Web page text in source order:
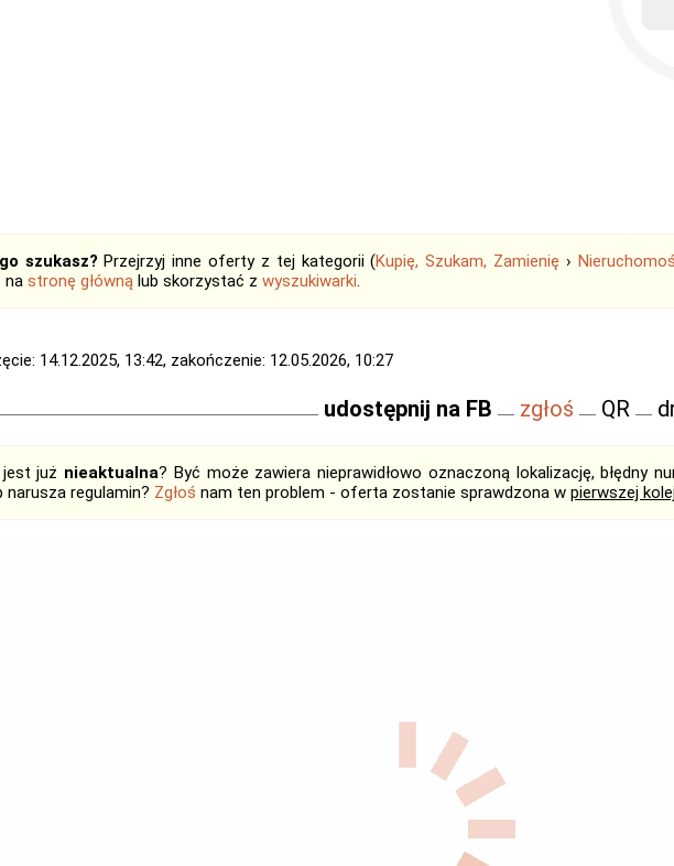
szukasz? Przejrzyj inne oferty z tej kategorii (Kupię, Szukam, Zamienię ›
na stronę główną lub skorzystać z wyszukiwarki.
14.12.2025, 13:42, zakończenie: 12.05.2026, 10:27
udostępnij na FB zgłoś QR
już nieaktualna? Być może zawiera nieprawidłowo oznaczoną lokalizację, błędny
narusza regulamin? Zgłoś nam ten problem - oferta zostanie sprawdzona w pierwszej